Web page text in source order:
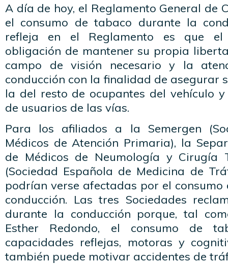
A día de hoy, el Reglamento General de
el consumo de tabaco durante la
refleja en el Reglamento es que
obligación de mantener su propia
campo de visión necesario y la
conducción con la finalidad de asegurar
la del resto de ocupantes del vehículo
de usuarios de las vías.
Para los afiliados a la Semergen
Médicos de Atención Primaria), la
de Médicos de Neumología y Cirugía
(Sociedad Española de Medicina de
podrían verse afectadas por el
conducción. Las tres Sociedades
durante la conducción porque, tal
Esther Redondo, el consumo de
capacidades reflejas, motoras y
también puede motivar accidentes de